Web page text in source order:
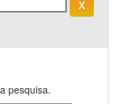
pesquisa.